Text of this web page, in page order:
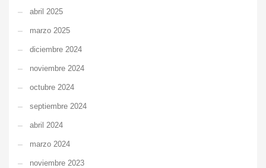
abril 2025
marzo 2025
diciembre 2024
noviembre 2024
octubre 2024
septiembre 2024
abril 2024
marzo 2024
noviembre 2023